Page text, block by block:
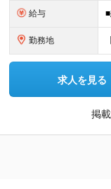
給与
勤務地
求人を見る
掲